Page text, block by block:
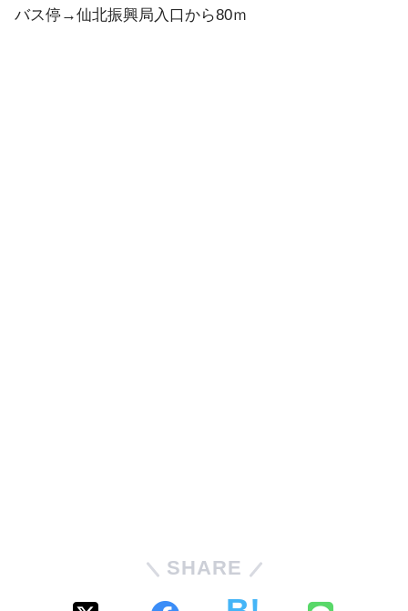
バス停→仙北振興局入口から80ｍ
SHARE